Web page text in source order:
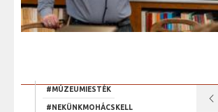
#MÚZEUMIESTÉK
#NEKÜNKMOHÁCSKELL chevron_left